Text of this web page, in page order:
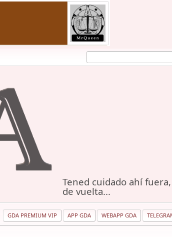
Tened cuidado ahí
de vuelta...
GDA PREMIUM VIP APP GDA WEBAPP GDA